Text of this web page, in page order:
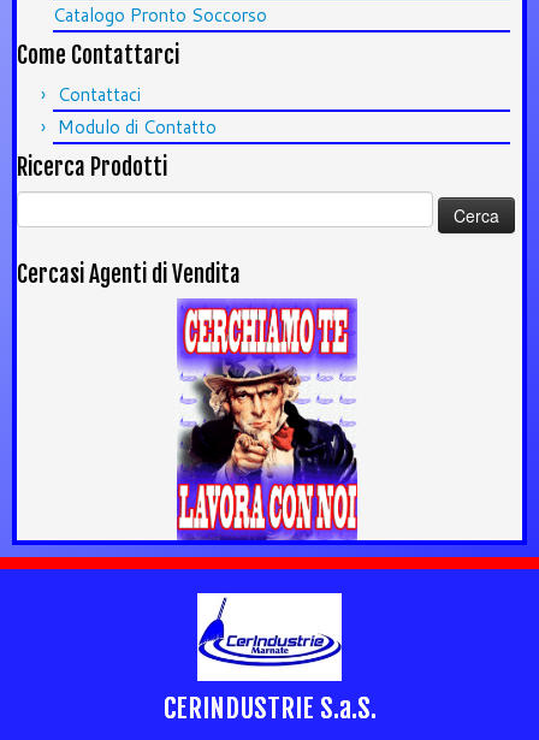
Catalogo Pronto Soccorso
Come Contattarci
Contattaci
Modulo di Contatto
Ricerca Prodotti
Ricerca
per:
Cercasi Agenti di Vendita
CERINDUSTRIE S.a.S.